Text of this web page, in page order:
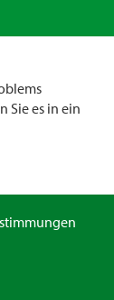
Sie es in ein